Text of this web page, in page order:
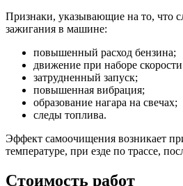
Признаки, указывающие на то, что
зажигания в машине:
повышенный расход бензина;
движение при наборе
затрудненный запуск;
повышенная вибрация;
образование нагара на свечах;
следы топлива.
Эффект самоочищения возникает
температуре, при езде по трассе,
Стоимость работ